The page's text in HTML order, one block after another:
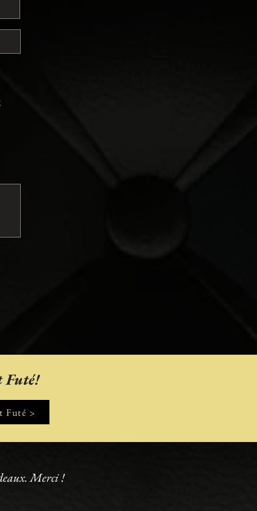
Futé!
Futé >
Merci !